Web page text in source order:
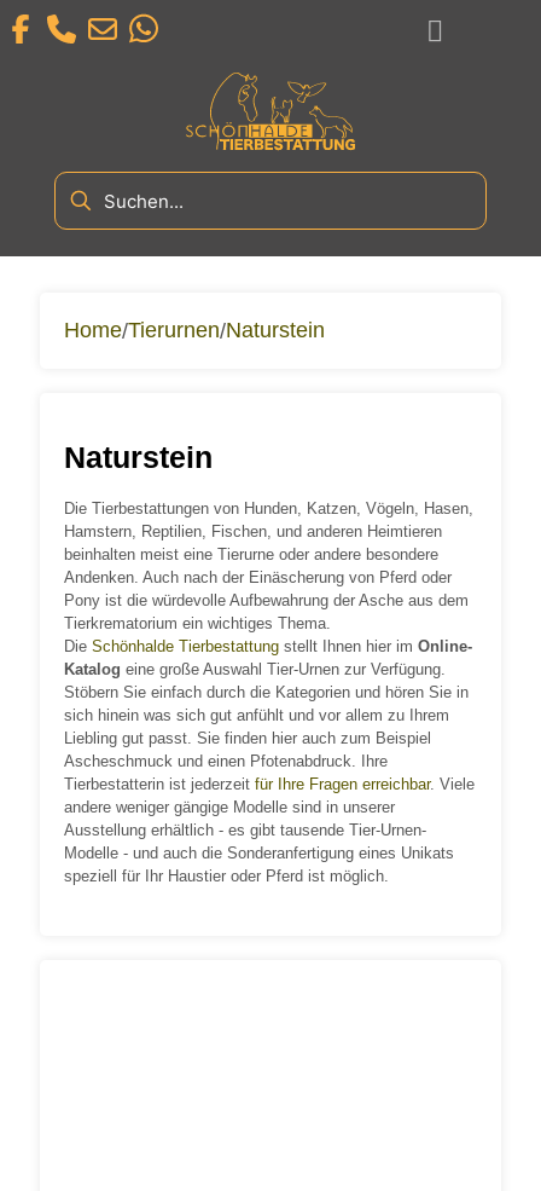
Home/Tierurnen/Naturstein
Naturstein
Die Tierbestattungen von Hunden, Katzen, Vögeln, Hasen,
Hamstern, Reptilien, Fischen, und anderen Heimtieren
beinhalten meist eine Tierurne oder andere besondere
Andenken. Auch nach der Einäscherung von Pferd oder
Pony ist die würdevolle Aufbewahrung der Asche aus dem
Tierkrematorium ein wichtiges Thema.
Die Schönhalde Tierbestattung stellt Ihnen hier im Online-
Katalog eine große Auswahl Tier-Urnen zur Verfügung.
Stöbern Sie einfach durch die Kategorien und hören Sie in
sich hinein was sich gut anfühlt und vor allem zu Ihrem
Liebling gut passt. Sie finden hier auch zum Beispiel
Ascheschmuck und einen Pfotenabdruck. Ihre
Tierbestatterin ist jederzeit für Ihre Fragen erreichbar. Viele
andere weniger gängige Modelle sind in unserer
Ausstellung erhältlich - es gibt tausende Tier-Urnen-
Modelle - und auch die Sonderanfertigung eines Unikats
speziell für Ihr Haustier oder Pferd ist möglich.